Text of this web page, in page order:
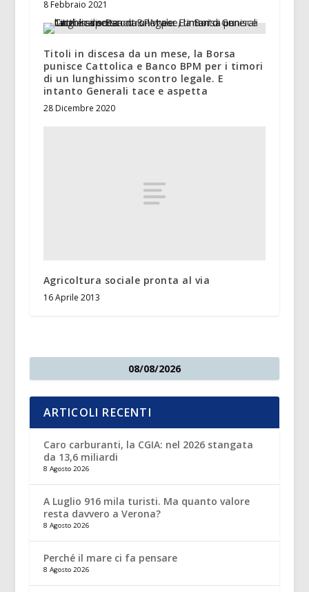
8 Febbraio 2021
Titoli in discesa da un mese, la Borsa
punisce Cattolica e Banco BPM per i timori
di un lunghissimo scontro legale. E
intanto Generali tace e aspetta
28 Dicembre 2020
Agricoltura sociale pronta al via
16 Aprile 2013
08/08/2026
ARTICOLI RECENTI
Caro carburanti, la CGIA: nel 2026 stangata
da 13,6 miliardi
8 Agosto 2026
A Luglio 916 mila turisti. Ma quanto valore
resta davvero a Verona?
8 Agosto 2026
Perché il mare ci fa pensare
8 Agosto 2026